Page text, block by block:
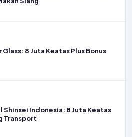
8 Juta Keatas Plus Bonus
Shinsei Indonesia: 8 Juta Keatas
Transport